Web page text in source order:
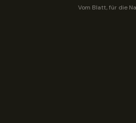
Vom Blatt, für die